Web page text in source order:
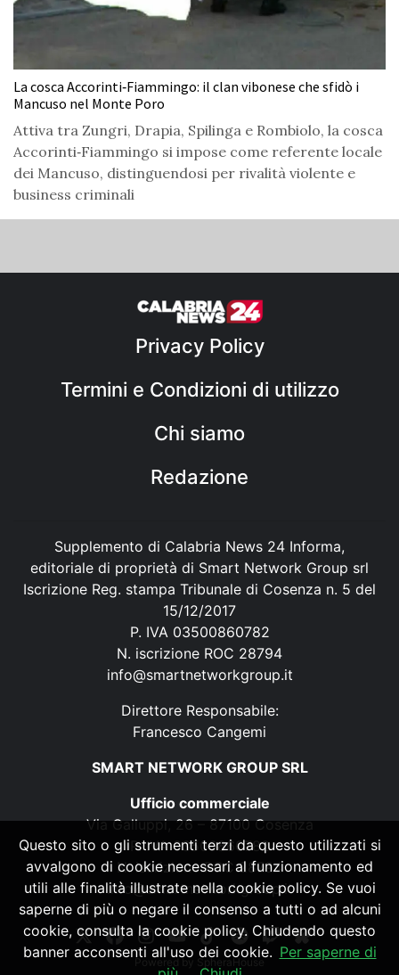
La cosca Accorinti‑Fiammingo: il clan vibonese che sfidò i
Mancuso nel Monte Poro
Attiva tra Zungri, Drapia, Spilinga e Rombiolo, la cosca
Accorinti‑Fiammingo si impose come referente locale
dei Mancuso, distinguendosi per rivalità violente e
business criminali
Privacy Policy
Termini e Condizioni di utilizzo
Chi siamo
Redazione
Supplemento di Calabria News 24 Informa,
editoriale di proprietà di Smart Network Group srl
Iscrizione Reg. stampa Tribunale di Cosenza n. 5 del
15/12/2017
P. IVA 03500860782
N. iscrizione ROC 28794
info@smartnetworkgroup.it
Direttore Responsabile:
Francesco Cangemi
SMART NETWORK GROUP SRL
Ufficio commerciale
Via Galluppi, 26 – 87100 Cosenza
P. IVA 03500860782
N. iscrizione ROC 28794
info@smartnetworkgroup.it
Powered by SpheraHouse
Questo sito o gli strumenti terzi da questo utilizzati si
avvalgono di cookie necessari al funzionamento ed
utili alle finalità illustrate nella cookie policy. Se vuoi
saperne di più o negare il consenso a tutti o ad alcuni
cookie, consulta la cookie policy. Chiudendo questo
banner acconsenti all'uso dei cookie. Per saperne di